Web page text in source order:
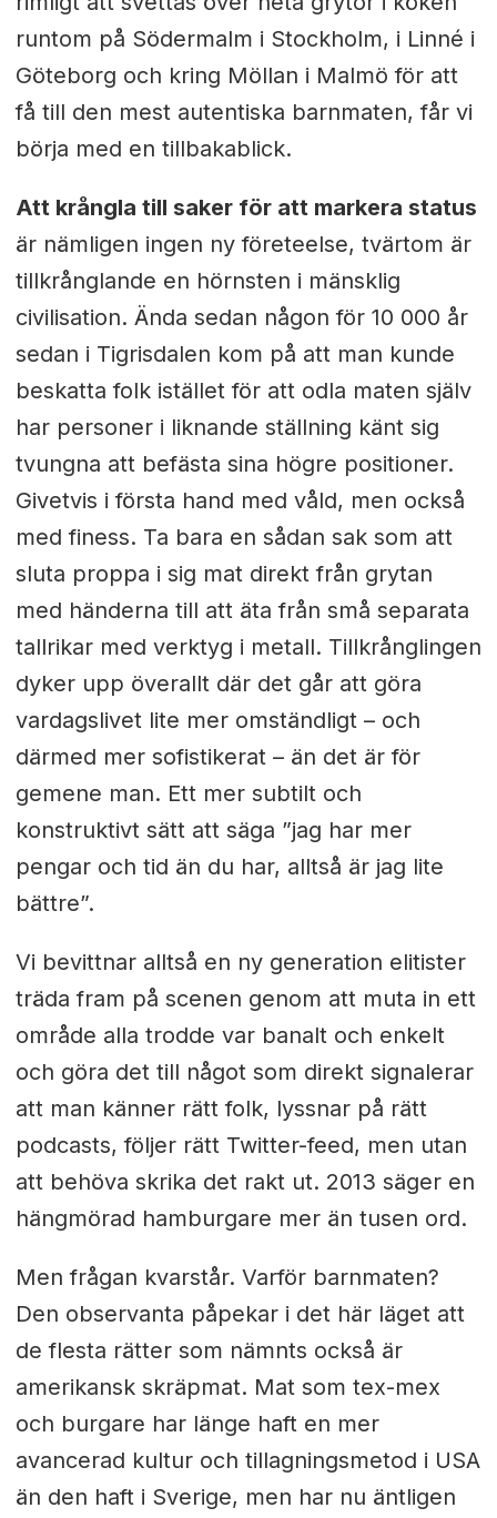
runtom på Södermalm i Stockholm, i Linné i
Göteborg och kring Möllan i Malmö för att
få till den mest autentiska barnmaten, får vi
börja med en tillbakablick.
Att krångla till saker för att markera status
är nämligen ingen ny företeelse, tvärtom är
tillkrånglande en hörnsten i mänsklig
civilisation. Ända sedan någon för 10 000 år
sedan i Tigrisdalen kom på att man kunde
beskatta folk istället för att odla maten själv
har personer i liknande ställning känt sig
tvungna att befästa sina högre positioner.
Givetvis i första hand med våld, men också
med finess. Ta bara en sådan sak som att
sluta proppa i sig mat direkt från grytan
med händerna till att äta från små separata
tallrikar med verktyg i metall. Tillkrånglingen
dyker upp överallt där det går att göra
vardagslivet lite mer omständligt – och
därmed mer sofistikerat – än det är för
gemene man. Ett mer subtilt och
konstruktivt sätt att säga ”jag har mer
pengar och tid än du har, alltså är jag lite
bättre”.
Vi bevittnar alltså en ny generation elitister
träda fram på scenen genom att muta in ett
område alla trodde var banalt och enkelt
och göra det till något som direkt signalerar
att man känner rätt folk, lyssnar på rätt
podcasts, följer rätt Twitter-feed, men utan
att behöva skrika det rakt ut. 2013 säger en
hängmörad hamburgare mer än tusen ord.
Men frågan kvarstår. Varför barnmaten?
Den observanta påpekar i det här läget att
de flesta rätter som nämnts också är
amerikansk skräpmat. Mat som tex-mex
och burgare har länge haft en mer
avancerad kultur och tillagningsmetod i USA
än den haft i Sverige, men har nu äntligen